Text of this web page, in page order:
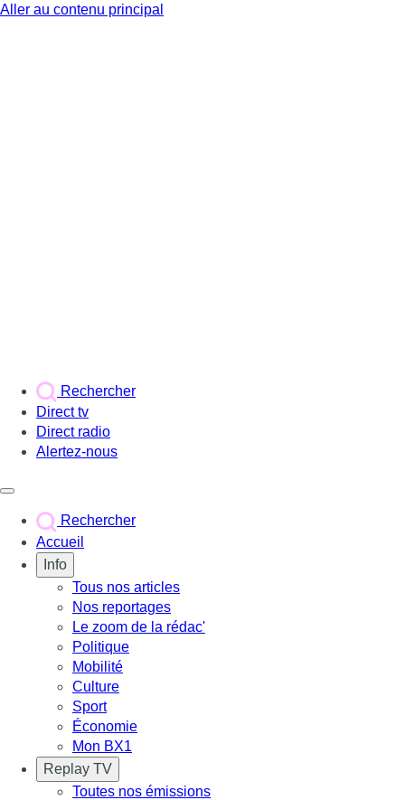
Aller au contenu principal
Rechercher
Direct tv
Direct radio
Alertez-nous
Rechercher
Accueil
Info
Tous nos articles
Nos reportages
Le zoom de la rédac'
Politique
Mobilité
Culture
Sport
Économie
Mon BX1
Replay TV
Toutes nos émissions